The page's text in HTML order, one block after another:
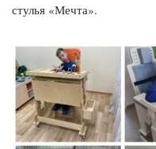
стулья «Мечта».